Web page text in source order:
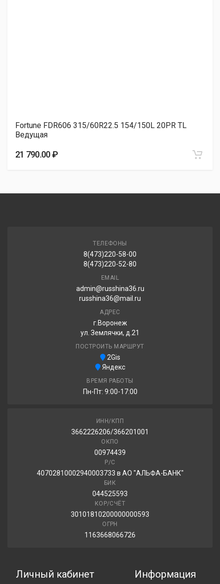
Fortune FDR606 315/60R22.5 154/150L 20PR TL
Ведущая
21 790.00 ₽
ТЕЛЕФОНЫ
8(473)220-58-00
8(473)220-52-80
EMAIL
admin@russhina36.ru
russhina36@mail.ru
АДРЕС
г.Воронеж
ул. Землячки, д.21
ПОСТРОИТЬ МАРШРУТ
2Gis
Яндекс
ВРЕМЯ РАБОТЫ
Пн-Пт: 9:00-17:00
ИНН/КПП
3662226206/366201001
ОКПО
00974439
Р/С
40702810002940003733 в АО "АЛЬФА-БАНК"
БИК
044525593
КОР/СЧЁТ
30101810200000000593
ОГРН
1163668066726
Личный кабинет Информация